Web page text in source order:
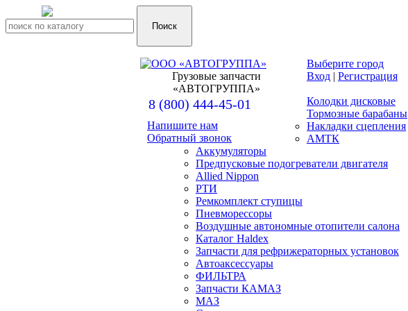
Грузовые запчасти
«АВТОГРУППА»
Выберите город
Вход | Регистрация
8 (800) 444-45-01
+7 (917) 857-00-16
+7 (962) 573-06-64
Напишите нам
Обратный звонок
Колодки дисковые
Тормозные барабаны
Накладки сцепления
АМТК
Аккумуляторы
Предпусковые подогреватели двигателя
Allied Nippon
РТИ
Ремкомплект ступицы
Пневморессоры
Воздушные автономные отопители салона
Каталог Haldex
Запчасти для рефрижераторных установок
Автоаксессуары
ФИЛЬТРА
Запчасти КАМАЗ
МАЗ